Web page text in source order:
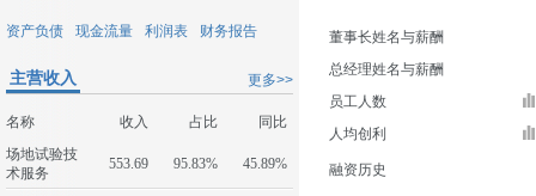
资产负债 现金流量 利润表 财务报告
更多>>
主营收入
名称 收入 占比
同比
场地试验技
术服务
553.69 95.83% 45.89%
董事长姓名与薪酬
总经理姓名与薪酬
员工人数
人均创利
融资历史